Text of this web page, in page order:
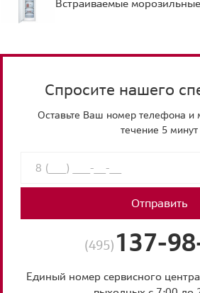
Встраиваемые
Спросите нашего
Оставьте Ваш номер телефона и
течение 5 минут
Отправить
(495) 137-
Единый номер сервисного